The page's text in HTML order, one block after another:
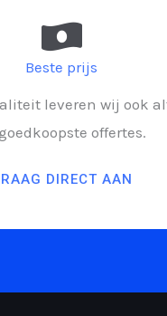
Beste prijs
leveren wij ook
offertes.
DIRECT AAN